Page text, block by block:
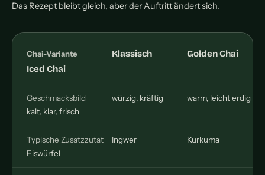
Das Rezept bleibt gleich, aber der Auftritt ändert sich.
Chai-Variante Klassisch Golden Chai
Iced Chai
Geschmacksbild würzig, kräftig warm, leicht erdig
kalt, klar, frisch
Typische Zusatzzutat Ingwer Kurkuma
Eiswürfel